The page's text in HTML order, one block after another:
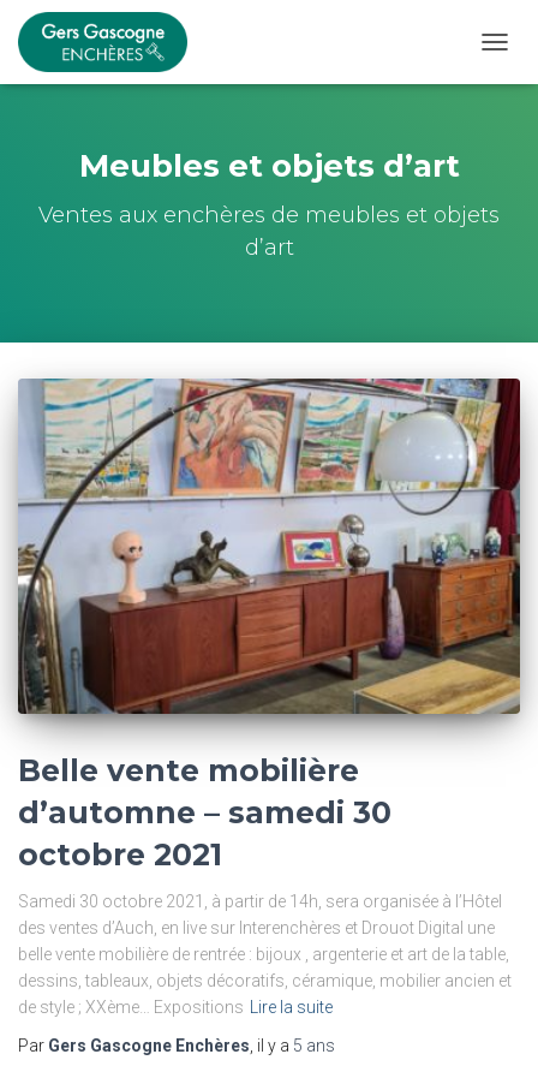
Meubles et objets d’art
Ventes aux enchères de meubles et objets
d’art
Belle vente mobilière
d’automne – samedi 30
octobre 2021
Samedi 30 octobre 2021, à partir de 14h, sera organisée à l’Hôtel
des ventes d’Auch, en live sur Interenchères et Drouot Digital une
belle vente mobilière de rentrée : bijoux , argenterie et art de la table,
dessins, tableaux, objets décoratifs, céramique, mobilier ancien et
de style ; XXème… Expositions
Lire la suite
Par Gers Gascogne Enchères , il y a 5 ans